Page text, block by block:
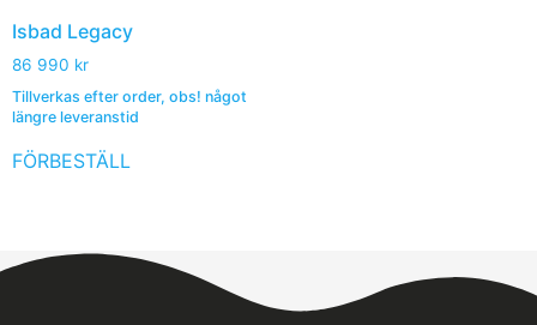
Isbad Legacy
86 990 kr
Tillverkas efter order, obs! något
längre leveranstid
FÖRBESTÄLL